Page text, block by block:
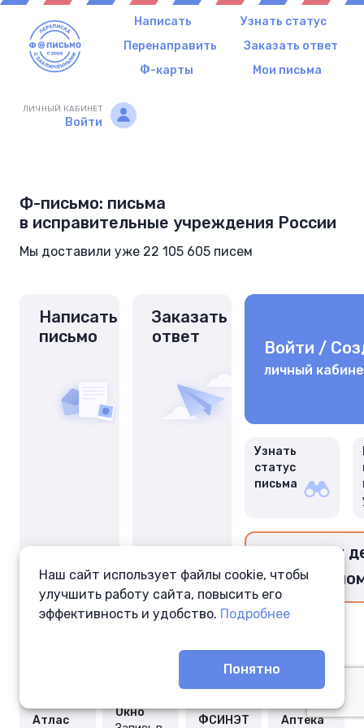
Написать
Узнать статус
Перенаправить
Заказать ответ
Ф-карты
Мои письма
ЛИЧНЫЙ КАБИНЕТ
Войти
Ф-письмо: письма
в исправительные учреждения России
Мы доставили уже 22 105 605 писем
Написать
письмо
Заказать
ответ
Войти /
личный
Узнать
статус
письма
Перевести
Атлас
Окно
ФСИНЭТ Аптека
Наш сайт использует файлы cookie, чтобы
улучшить работу сайта, повысить его
эффективность и удобство. Подробнее
Понятно